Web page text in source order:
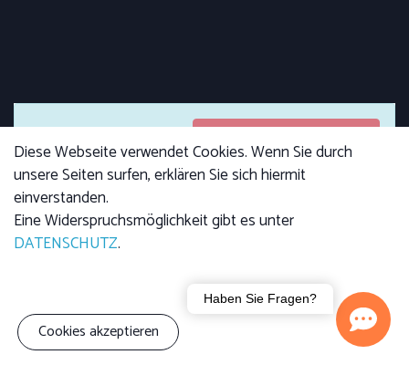
Anmeldungen sind
geschlossen
Anmeldungen
geschlossen
Kursgebühr
Familie (3 Personen):
7,00 €
Diese Webseite verwendet Cookies. Wenn Sie durch
unsere Seiten surfen, erklären Sie sich hiermit
einverstanden.
Eine Widerspruchsmöglichkeit gibt es unter
DATENSCHUTZ.
Cookies akzeptieren
Haben Sie Fragen?